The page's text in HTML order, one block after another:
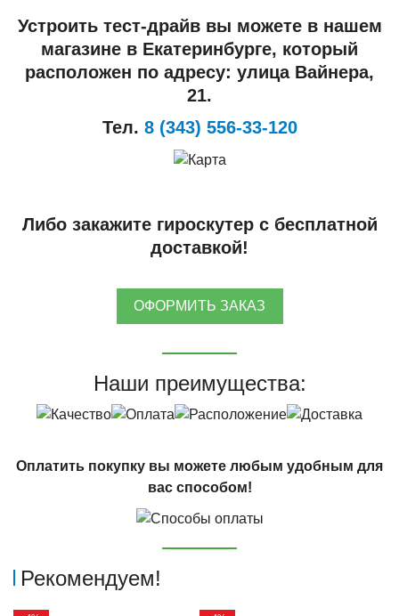
Устроить тест-драйв вы можете в нашем
магазине в Екатеринбурге, который
расположен по адресу: улица Вайнера,
21.
Тел. 8 (343) 556-33-120
Либо закажите гироскутер с бесплатной
доставкой!
ОФОРМИТЬ ЗАКАЗ
Наши преимущества:
Оплатить покупку вы можете любым удобным для
вас способом!
Рекомендуем!